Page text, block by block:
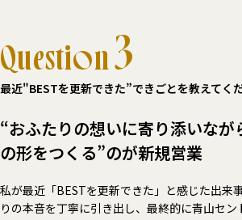
Question3
最近"BESTを更新できた”できごとを教えてく
“おふたりの想いに寄り添いなが
の形をつくる”のが新規営業
私が最近「BESTを更新できた」と感じた出来
りの本音を丁寧に引き出し、最終的に青山セ